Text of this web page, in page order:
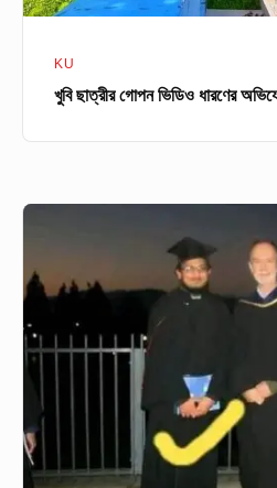
KU
খুবি ছাত্রীর গোপন ভিডিও ধারণের
প্রাক্তন
শিক্ষার্থীর
অভিযোগ